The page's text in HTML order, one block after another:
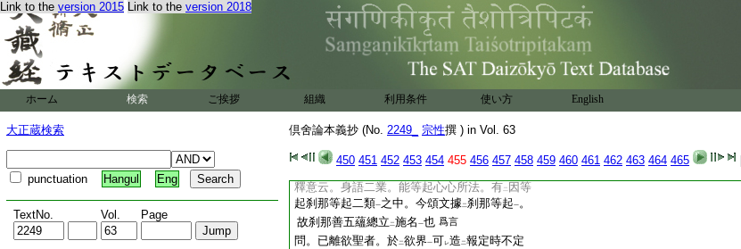
Link to the version 2015 Link to the version 2018
ホーム 検索 ご挨拶 組織 利用条件 使い方 English
大正蔵検索
punctuation Hangul Eng
TextNo. Vol. Page
倶舍論本義抄 (No. 2249_ 宗性撰 ) in Vol. 63
450 451 452 453 454 455 456 457 458 459 460 461 462 463 464 465
一刹那一歟答。可 指二一刹那一也兩方。
一刹那 者。論中引 二今頌文 。爲 證 能發
施體 之義上 也。若刹那之言。指 一刹那
哉若依レ 之爾者。見三光
第二釋異 之。定知。刹那之言。可 指 二一刹那
答。光法師。第二釋意。任二刹那之言 一。一刹那
意也。故第二釋云。又解。此頌據
故。言 此刹那善五蘊。總立以 施名 文 此
釋意云。身語二業。能等起心心所法。有二 因等
起刹那等起二類一之中。今頌文據二刹那等起一。
故刹那善五蘊總立 二施名 一也 爲言
問。已離欲聖者。於二欲界一可レ造 二報定時不定